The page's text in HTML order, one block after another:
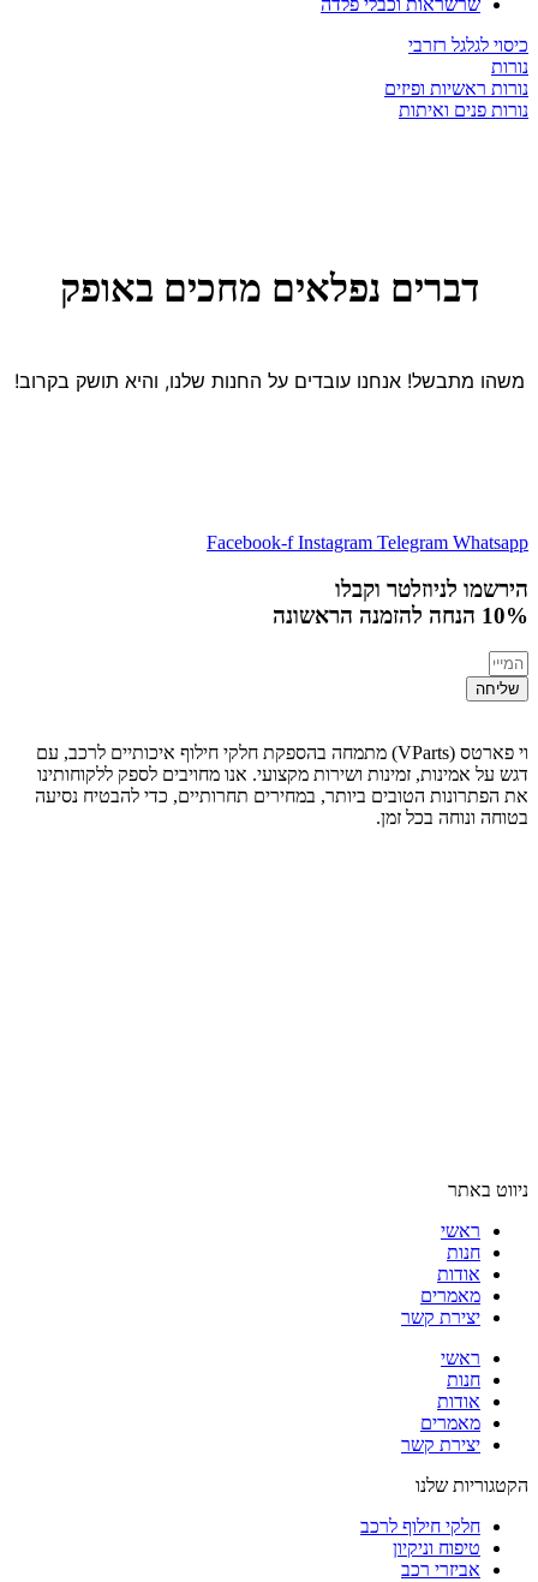
שרשראות וכבלי פלדה
כיסוי לגלגל רזרבי
נורות
נורות ראשיות ופיזים
נורות פנים ואיתות
דברים נפלאים מחכים באופק
משהו מתבשל! אנחנו עובדים על החנות שלנו, והיא תושק בקרוב!
Facebook-f Instagram Telegram Whatsapp
הירשמו לניוזלטר וקבלו
10% הנחה
להזמנה הראשונה
שליחה
וי פארטס (VParts) מתמחה בהספקת חלקי חילוף איכותיים לרכב, עם
דגש על אמינות, זמינות ושירות מקצועי. אנו מחויבים לספק ללקוחותינו
את הפתרונות הטובים ביותר, במחירים תחרותיים, כדי להבטיח נסיעה
בטוחה ונוחה בכל זמן.
ניווט באתר
ראשי
חנות
אודות
מאמרים
יצירת קשר
ראשי
חנות
אודות
מאמרים
יצירת קשר
הקטגוריות שלנו
חלקי חילוף לרכב
טיפוח וניקיון
אביזרי רכב